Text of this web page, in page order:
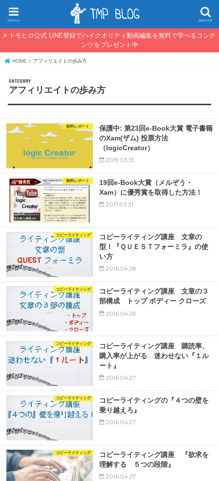
search
menu
トモヒロ公式 LINE登録でハイクオリティ動画編集を無料で学べるコンテ
ンツをプレゼント中
HOME アフィリエイトの歩み方
アフィリエイトの歩み方
無料レポート
保護中: 第23回e-Book大賞 電子書籍
のXam(ザム) 投票方法
（logicCreator）
2019.03.13
無料レポート
19回e-Book大賞（メルぞう・
Xam）に優秀賞を取得した方法！
2017.03.31
コピーライティング
コピーライティング講座 文章の
型！『ＱＵＥＳＴフォーミラ』の使
い方
2016.04.28
コピーライティング
コピーライティング講座 文章の３
部構成 トップ ボディー クローズ
2016.04.28
コピーライティング
コピーライティング講座 購読率、
購入率が上がる 迷わせない『１ル
ート』
2016.04.27
コピーライティング
コピーライティングの『４つの壁を
乗り越えろ』
2016.04.27
コピーライティング
コピーライティング講座 『欲求を
理解する ５つの段階』
2016.04.27